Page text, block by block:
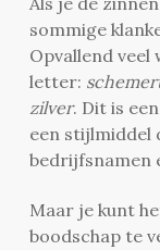
sommige
Opvallend
letter:
zilver. Dit is
een stijlmiddel
bedrijfsnamen
Maar je kunt
boodschap te